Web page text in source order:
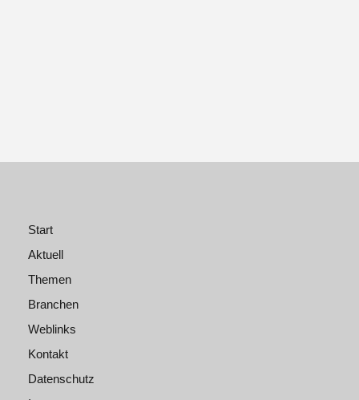
Start
Aktuell
Themen
Branchen
Weblinks
Kontakt
Datenschutz